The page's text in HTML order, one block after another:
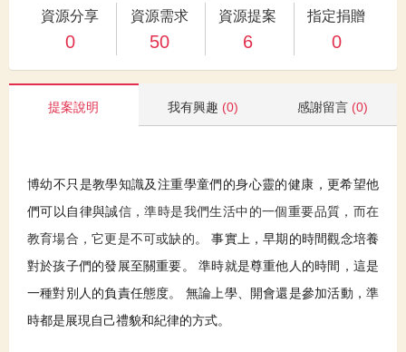
資源分享
0
資源需求
50
資源提案
6
指定捐贈
0
提案說明 我有興趣 (0) 感謝留言 (0)
博幼不只是教學知識及注重學童們的身心靈的健康 ，更希望他
們可以 自律與誠信 ，準時是我們生活中的一個 重要品質 ，而在
教育場合，它更是不可或缺的。 事實上，早期的時間觀念培養
對於孩子們的發展至關重要。 準時就是尊重他人的時間，這是
一種對別人的負責任態度。 無論上學、開會還是參加活動，準
時都是展現自己禮貌和紀律的方式。